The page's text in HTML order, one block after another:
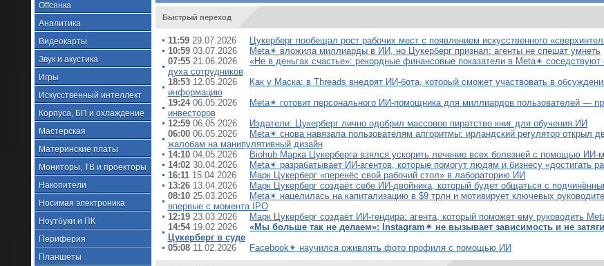
Offсянка
Аналитика
Видеокарты
Звук и акустика
Игры
Искусственный интеллект
Корпуса, БП и охлаждение
Мастерская
Материнские платы
Мониторы, ТВ и проекторы
Накопители
Носимая электроника
Ноутбуки и ПК
Периферия
Планшеты
Быстрый переход
11:5929.07.2026
Цукерберг пообещал рост рабочих мест с появлением искусственного
10:5903.07.2026
Meta✴ вложила миллиарды в ИИ, но Цукерберг признал: агенты не спешат умнеть
07:5521.06.2026
«Не в деньгах счастье»: рекордные финансовые показатели в Meta✴
духа сотрудников
18:5312.05.2026
Как у Маска: в Threads внедрят ИИ-бота, который сможет участвовать в
информацию
19:2406.05.2026
Meta✴ готовит персонального ИИ-помощника для миллиардов пользователей —
инвесторов
12:5906.05.2026
Издатели: Цукерберг лично одобрил массовое пиратство книг для обучения ИИ
06:0006.05.2026
Meta✴ снова навязала пользователям алгоритмы: ирландский регулятор открыл
жалобам на манипулятивный дизайн
14:1004.05.2026
Biohub Марка Цукерберга взялся ускорить лечение всех болезней с помощью ИИ-
14:0230.04.2026
Meta✴ разрабатывает ИИ-агентов, которые помогут людям и бизнесу «достигать
16:1115.04.2026
Марк Цукерберг «перенёс свой рабочий стол» в лабораторию ИИ
13:2613.04.2026
Марк Цукерберг создаёт себе ИИ-двойника, который будет общаться с
08:1025.03.2026
Meta✴ нацелилась на капитализацию в $9 трлн и мотивирует ключевых
впервые с момента IPO
12:1923.03.2026
Марк Цукерберг создаёт ИИ-гендира: агента, который поможет ему руководить
14:5419.02.2026
«Мы больше так не делаем»: Instagram✴ не вызывает зависимость и не
Цукерберг в суде
05:0811.02.2026 Facebook✴ научился оживлять фото профиля с помощью ИИ